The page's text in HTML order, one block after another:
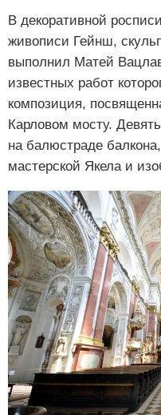
В декоративной
живописи Гейнш,
выполнил Матей
известных работ
композиция,
Карловом мосту.
на балюстраде
мастерской Якела и